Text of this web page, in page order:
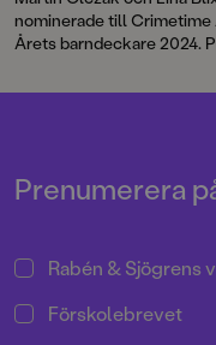
nominerade till Crimetime
Årets barndeckare 2024.
barnboksförfattare som
Prenumerera
Rabén & Sjögrens
Förskolebrevet